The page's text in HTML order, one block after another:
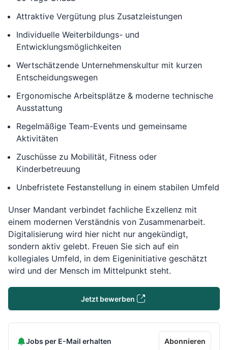
Attraktive Vergütung plus Zusatzleistungen
Individuelle Weiterbildungs- und
Entwicklungsmöglichkeiten
Wertschätzende Unternehmenskultur mit kurzen
Entscheidungswegen
Ergonomische Arbeitsplätze & moderne technische
Ausstattung
Regelmäßige Team-Events und gemeinsame
Aktivitäten
Zuschüsse zu Mobilität, Fitness oder
Kinderbetreuung
Unbefristete Festanstellung in einem stabilen Umfeld
Unser Mandant verbindet fachliche Exzellenz mit
einem modernen Verständnis von Zusammenarbeit.
Digitalisierung wird hier nicht nur angekündigt,
sondern aktiv gelebt. Freuen Sie sich auf ein
kollegiales Umfeld, in dem Eigeninitiative geschätzt
wird und der Mensch im Mittelpunkt steht.
Jetzt bewerben
Jobs per E-Mail erhalten Abonnieren